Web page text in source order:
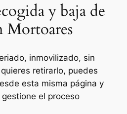
y baja de
Mortoares
inmovilizado, sin
retirarlo, puedes
esta misma página y
el proceso